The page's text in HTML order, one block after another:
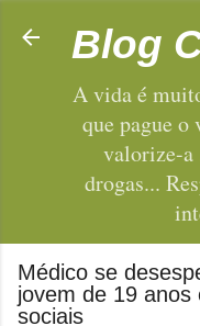
Pular
Blog
A vida é
que pague o
valorize-a
drogas...
Médico se
jovem de 19
sociais